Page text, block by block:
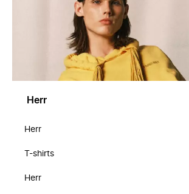
Herr
Herr
T-shirts
Herr